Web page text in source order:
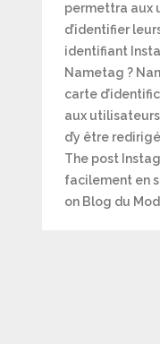
permettra aux
d’identifier
identifiant
Nametag ?
carte
aux
d’y être
The post
facilement en
on Blog du